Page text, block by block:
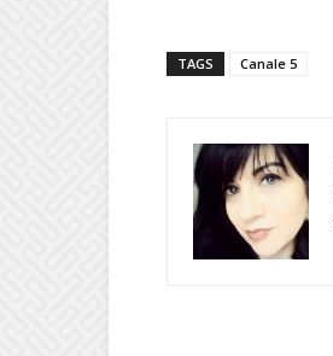
TAGS Canale 5